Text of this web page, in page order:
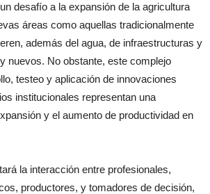
desafío a la expansión de la agricultura
áreas como aquellas tradicionalmente
además del agua, de infraestructuras y
nuevos. No obstante, este complejo
testeo y aplicación de innovaciones
institucionales representan una
y el aumento de productividad en
la interacción entre profesionales,
productores, y tomadores de decisión,